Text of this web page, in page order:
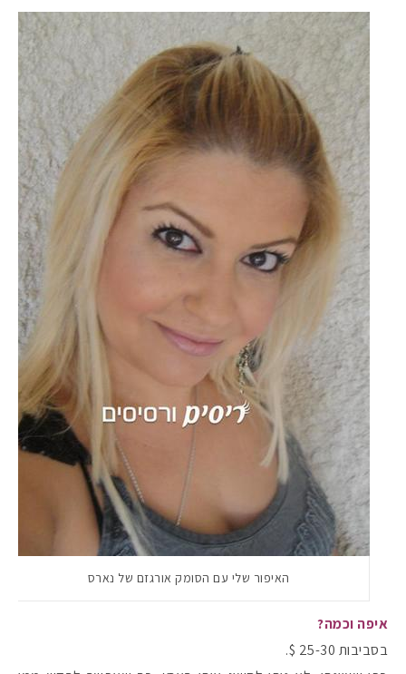
האיפור שלי עם הסומק אורגזם של נארס
איפה וכמה?
בסביבות 25-30 $.